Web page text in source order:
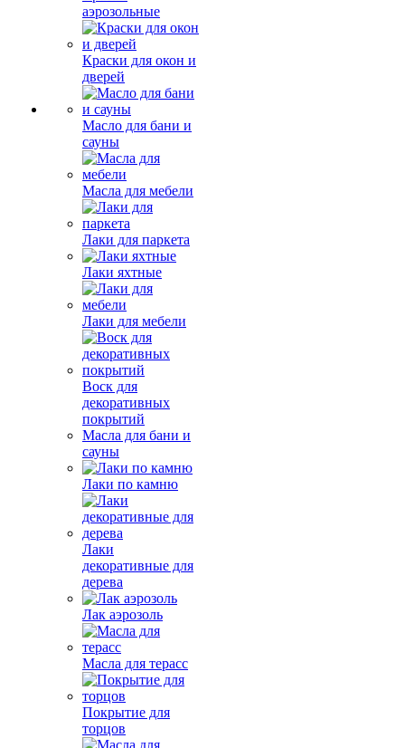
аэрозольные
Краски для окон и
дверей
Масло для бани и
сауны
Масла для мебели
Лаки для паркета
Лаки яхтные
Лаки для мебели
Воск для
декоративных
покрытий
Масла для бани и
сауны
Лаки по камню
Лаки
декоративные для
дерева
Лак аэрозоль
Масла для терасс
Покрытие для
торцов